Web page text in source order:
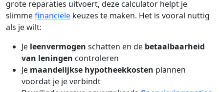
grote reparaties uitvoert, deze calculator helpt je
slimmefinanciële keuzes te maken. Het is vooral nuttig
als je wilt:
Je leenvermogen schatten en de betaalbaarheid
van leningen controleren
Je maandelijkse hypotheekkosten plannen
voordat je je verbindt